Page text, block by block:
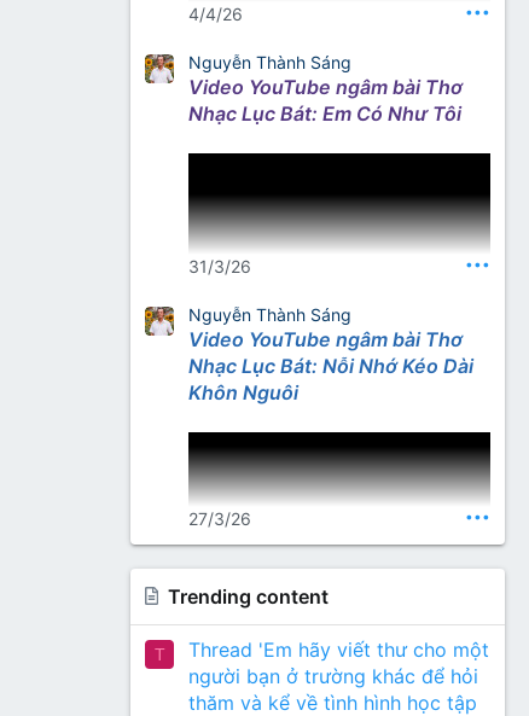
Nguồn thơ – tìm với từ khóa
4/4/26 •••
Nguyễn Thành Sáng
Video YouTube ngâm bài Thơ
Nhạc Lục Bát: Em Có Như Tôi
Nguồn thơ (gõ từ khoá): Nhất
Lang Thư Quán
31/3/26 •••
Nguyễn Thành Sáng
Video YouTube ngâm bài Thơ
Nhạc Lục Bát: Nỗi Nhớ Kéo Dài
Khôn Nguôi
Nguồn thơ (gõ từ khoá): Nhất
Lang Thư Quán
27/3/26 •••
Trending content
T
Thread 'Em hãy viết thư cho một
người bạn ở trường khác để hỏi
thăm và kể về tình hình học tập